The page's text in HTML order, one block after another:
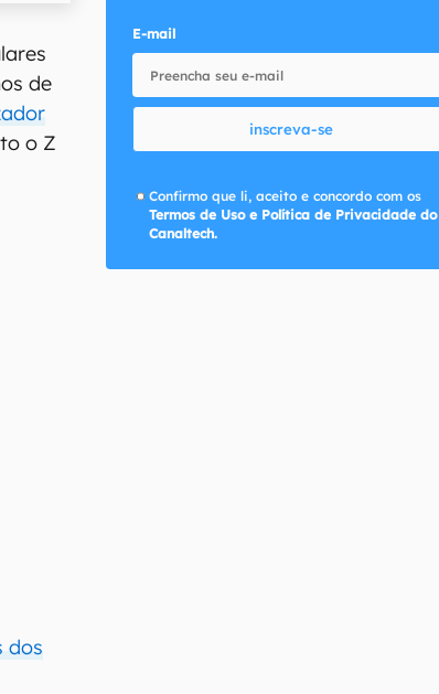
de
o Z
dos
E-mail
inscreva-se
Confirmo que li, aceito e concordo com os
Termos de Uso e Política de Privacidade do
Canaltech.